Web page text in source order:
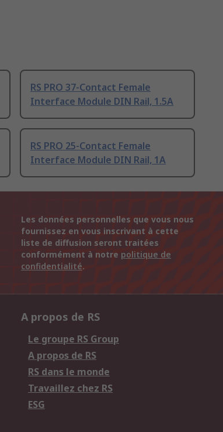
RS PRO 37-Contact Female
Interface Module DIN Rail, 1.5A
RS PRO 25-Contact Female
Interface Module DIN Rail, 1A
Les données personnelles que vous nous
fournissez en vous inscrivant à cette
liste de diffusion seront traitées
conformément à notre politique de
confidentialité.
A propos de RS
Le groupe RS Group
A propos de RS
RS dans le monde
Travaillez chez RS
ESG